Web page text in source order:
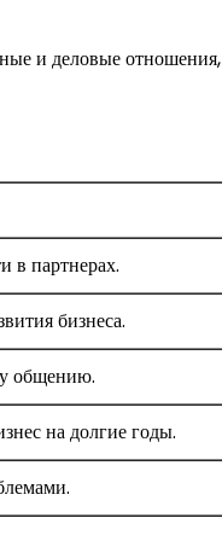
и деловые отношения,
в партнерах.
бизнеса.
общению.
на долгие годы.